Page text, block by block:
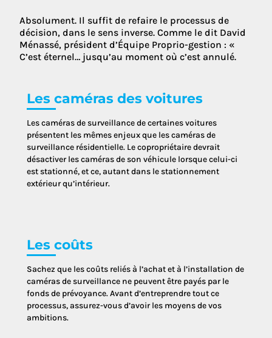
Absolument. Il suffit de refaire le processus de
décision, dans le sens inverse. Comme le dit David
Ménassé, président d’Équipe Proprio-gestion : «
C’est éternel… jusqu’au moment où c’est annulé.
Les caméras des voitures
Les caméras de surveillance de certaines voitures
présentent les mêmes enjeux que les caméras de
surveillance résidentielle. Le copropriétaire devrait
désactiver les caméras de son véhicule lorsque celui-ci
est stationné, et ce, autant dans le stationnement
extérieur qu’intérieur.
Les coûts
Sachez que les coûts reliés à l’achat et à l’installation de
caméras de surveillance ne peuvent être payés par le
fonds de prévoyance. Avant d’entreprendre tout ce
processus, assurez-vous d’avoir les moyens de vos
ambitions.